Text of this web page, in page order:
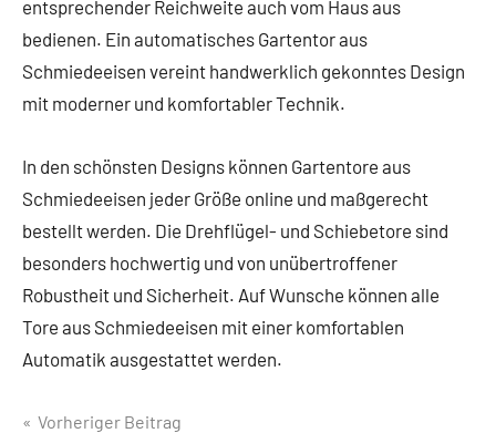
entsprechender Reichweite auch vom Haus aus
bedienen. Ein automatisches Gartentor aus
Schmiedeeisen vereint handwerklich gekonntes Design
mit moderner und komfortabler Technik.
In den schönsten Designs können Gartentore aus
Schmiedeeisen jeder Größe online und maßgerecht
bestellt werden. Die Drehflügel- und Schiebetore sind
besonders hochwertig und von unübertroffener
Robustheit und Sicherheit. Auf Wunsche können alle
Tore aus Schmiedeeisen mit einer komfortablen
Automatik ausgestattet werden.
Vorheriger Beitrag